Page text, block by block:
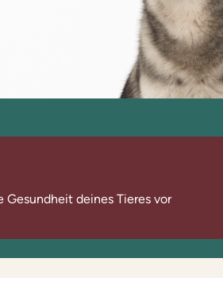
deines Tieres vor